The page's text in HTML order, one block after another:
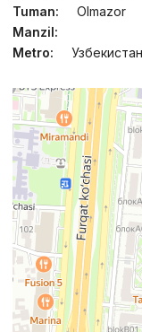
Tuman:
Olmazor
Manzil:
Metro: